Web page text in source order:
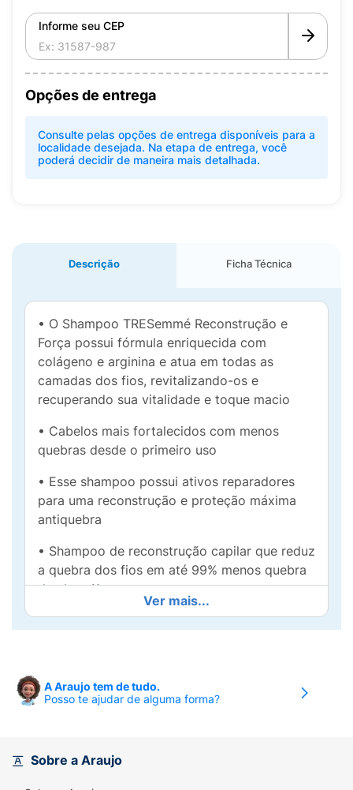
Informe seu CEP
Opções de entrega
Consulte pelas opções de entrega disponíveis para a
localidade desejada. Na etapa de entrega, você
poderá decidir de maneira mais detalhada.
Descrição Ficha Técnica
• O Shampoo TRESemmé Reconstrução e
Força possui fórmula enriquecida com
colágeno e arginina e atua em todas as
camadas dos fios, revitalizando-os e
recuperando sua vitalidade e toque macio
• Cabelos mais fortalecidos com menos
quebras desde o primeiro uso
• Esse shampoo possui ativos reparadores
para uma reconstrução e proteção máxima
antiquebra
• Shampoo de reconstrução capilar que reduz
a quebra dos fios em até 99% menos quebra
desde o 1º uso
• Ação intracelular que promove a
• O Shampoo TRESemmé Reconstrução e
Força é aprovado por 9 em cada 10
Tenha cabelos mais fortalecidos e com
Ver mais...
A Araujo tem de tudo.
Posso te ajudar de alguma forma?
Sobre a Araujo